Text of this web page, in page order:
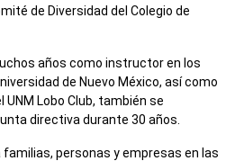
de Diversidad del Colegio de
años como instructor en los
de Nuevo México, así como
Lobo Club, también se
directiva durante 30 años.
personas y empresas en las